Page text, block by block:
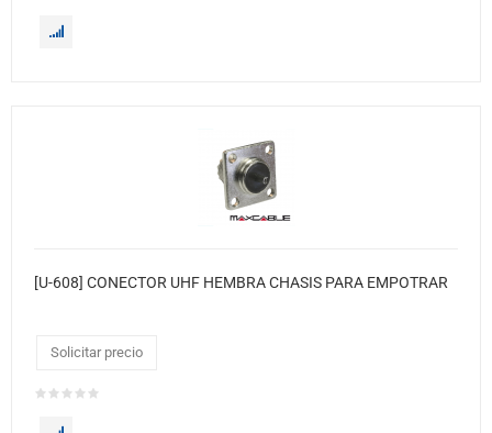
[U-608] CONECTOR UHF HEMBRA CHASIS PARA EMPOTRAR
Solicitar precio